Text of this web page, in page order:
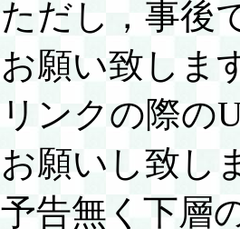
ただし，事後
お願い致しま
リンクの際の
お願いし致し
予告無く下層